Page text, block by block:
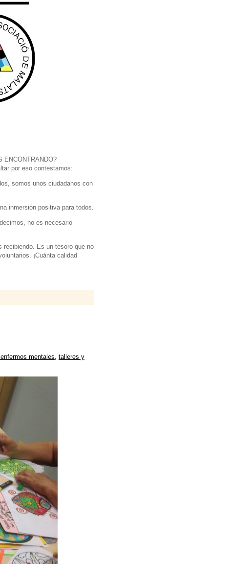
ENCONTRANDO?
por eso contestamos:
somos unos ciudadanos con
inmersión positiva para todos.
no es necesario
recibiendo. Es un tesoro que no
¡Cuánta calidad
mentales, talleres y